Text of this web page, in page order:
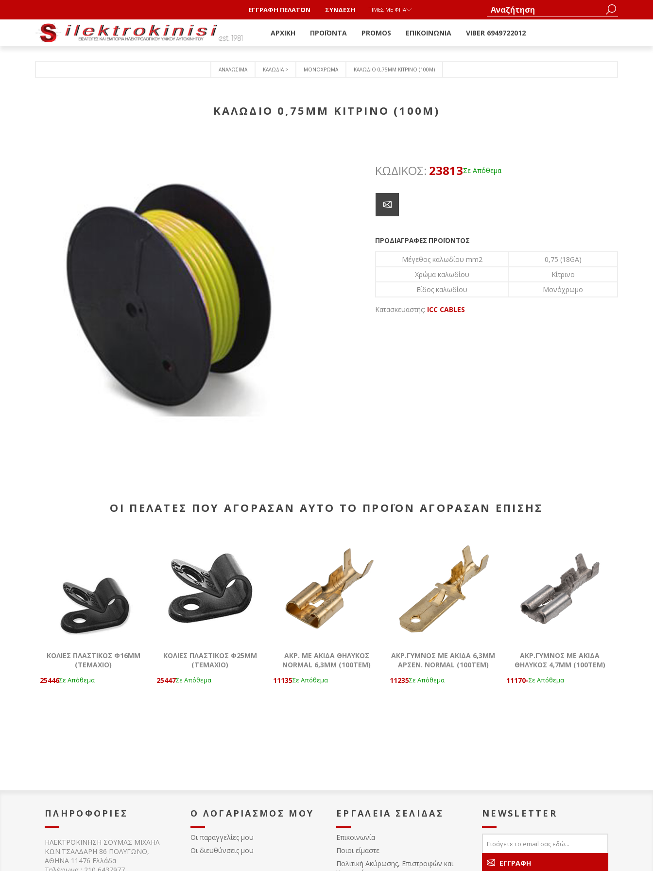
ΕΓΓΡΑΦΗ ΠΕΛΑΤΩΝ ΣΎΝΔΕΣΗ ΤΙΜΈΣ ΜΕ ΦΠΑ
ΑΡΧΙΚΉ ΠΡΟΪΌΝΤΑ PROMOS ΕΠΙΚΟΙΝΩΝΊΑ VIBER 6949722012
ΑΝΑΛΩΣΙΜΑ ΚΑΛΩΔΙΑ > ΜΟΝΟΧΡΩΜΑ ΚΑΛΩΔΙΟ 0,75MM ΚΙΤΡΙΝΟ (100M)
ΚΑΛΩΔΙΟ 0,75MM ΚΙΤΡΙΝΟ (100M)
ΚΩΔΙΚΟΣ: 23813Σε Απόθεμα
ΠΡΟΔΙΑΓΡΑΦΈΣ ΠΡΟΪΌΝΤΟΣ
Μέγεθος καλωδίου mm2
0,75 (18GA)
Χρώμα καλωδίου
Κίτρινο
Είδος καλωδίου
Μονόχρωμο
Κατασκευαστής: ICC CABLES
ΟΙ ΠΕΛΆΤΕΣ ΠΟΥ ΑΓΌΡΑΣΑΝ ΑΥΤΌ ΤΟ ΠΡΟΪΌΝ ΑΓΌΡΑΣΑΝ ΕΠΊΣΗΣ
KOΛΙΕΣ ΠΛΑΣΤΙΚΟΣ Φ16ΜΜ
(ΤΕΜΆΧΙΟ)
25446Σε Απόθεμα
KOΛΙΕΣ ΠΛΑΣΤΙΚΟΣ Φ25MM
(ΤΕΜΆΧΙΟ)
25447Σε Απόθεμα
AKΡ. ΜΕ ΑΚΙΔΑ ΘΗΛΥΚΟΣ
NORMAL 6,3ΜΜ (100ΤΕΜ)
11135Σε Απόθεμα
ΑΚΡ.ΓΥΜΝOΣ ΜΕ ΑΚΙΔΑ 6,3ΜΜ
ΑΡΣΕΝ. NORMAL (100ΤΕΜ)
11235Σε Απόθεμα
ΑΚΡ.ΓΥΜΝΟΣ ΜΕ ΑΚΙΔΑ
ΘΗΛΥΚΟΣ 4,7ΜΜ (100ΤΕΜ)
11170-Σε Απόθεμα
ΠΛΗΡΟΦΟΡΊΕΣ
ΗΛΕΚΤΡΟΚΙΝΗΣΗ ΣΟΥΜΑΣ MIXAHΛ
ΚΩΝ.ΤΣΑΛΔΑΡΗ 86 ΠΟΛΥΓΩΝΟ,
ΑΘΗΝΑ 11476 Ελλάδα
Ο ΛΟΓΑΡΙΑΣΜΌΣ ΜΟΥ
Οι παραγγελίες μου
Οι διευθύνσεις μου
ΕΡΓΑΛΕΊΑ ΣΕΛΊΔΑΣ
Επικοινωνία
Ποιοι είμαστε
Πολιτική Ακύρωσης, Eπιστροφών και
NEWSLETTER